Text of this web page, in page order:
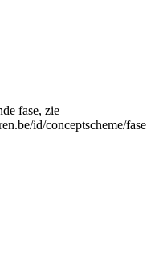
fase, zie
id/conceptscheme/fase